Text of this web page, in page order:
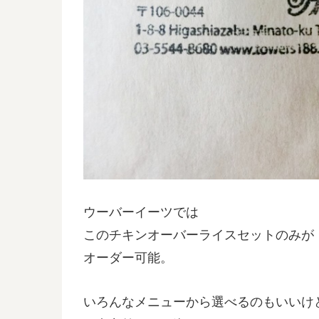
ウーバーイーツでは
このチキンオーバーライスセットのみが
オーダー可能。
いろんなメニューから選べるのもいいけ